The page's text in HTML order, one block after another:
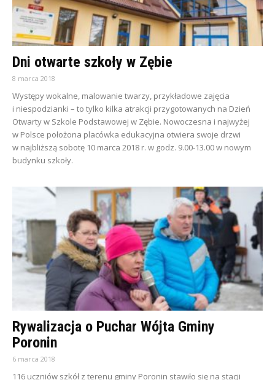
Dni otwarte szkoły w Zębie
8 marca 2018
Występy wokalne, malowanie twarzy, przykładowe zajęcia
i niespodzianki – to tylko kilka atrakcji przygotowanych na Dzień
Otwarty w Szkole Podstawowej w Zębie. Nowoczesna i najwyżej
w Polsce położona placówka edukacyjna otwiera swoje drzwi
w najbliższą sobotę 10 marca 2018 r. w godz. 9.00-13.00 w nowym
budynku szkoły.
Rywalizacja o Puchar Wójta Gminy
Poronin
6 marca 2018
116 uczniów szkół z terenu gminy Poronin stawiło się na stacji